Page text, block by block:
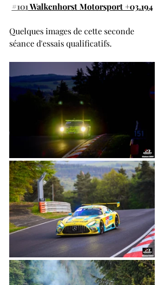
#101 Walkenhorst Motorsport +03.194
Quelques images de cette seconde
séance d'essais qualificatifs.